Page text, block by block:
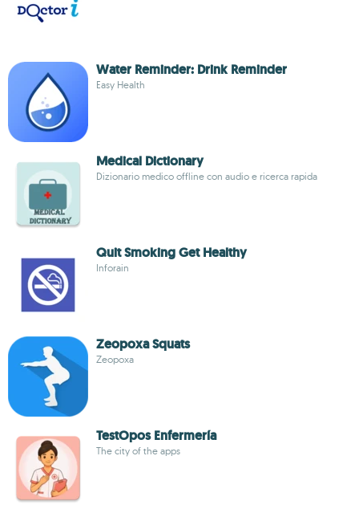
Water Reminder: Drink Reminder
Easy Health
Medical Dictionary
Dizionario medico offline con audio e ricerca rapida
Quit Smoking Get Healthy
Inforain
Zeopoxa Squats
Zeopoxa
TestOpos Enfermería
The city of the apps